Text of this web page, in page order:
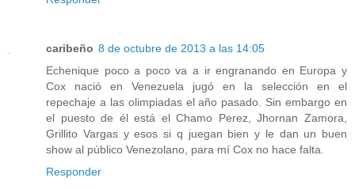
caribeño 8 de octubre de 2013 a las 14:05
Echenique poco a poco va a ir engranando en Europa y
Cox nació en Venezuela jugó en la selección en el
repechaje a las olimpiadas el año pasado. Sin embargo en
el puesto de él está el Chamo Perez, Jhornan Zamora,
Grillito Vargas y esos si q juegan bien y le dan un buen
show al público Venezolano, para mí Cox no hace falta.
Responder